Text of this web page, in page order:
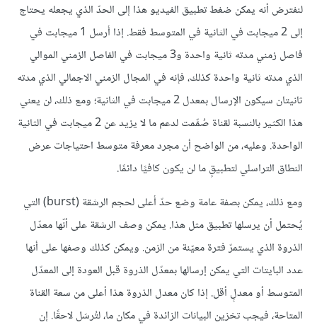
لنفترض أنه يمكن ضغط تطبيق الفيديو هذا إلى الحدّ الذي يجعله يحتاج
إلى 2 ميجابت في الثانية في المتوسط فقط. إذا أرسل 1 ميجابت في
فاصل زمني مدته ثانية واحدة و3 ميجابت في الفاصل الزمني الموالي
الذي مدته ثانية واحدة كذلك، فإنه في المجال الزمني الاجمالي الذي مدته
ثانيتان سيكون الإرسال بمعدل 2 ميجابت في الثانية؛ ومع ذلك، لن يعني
هذا الكثير بالنسبة لقناة صُمِّمت لدعم ما لا يزيد عن 2 ميجابت في الثانية
الواحدة. وعليه، من الواضح أن مجرد معرفة متوسط احتياجات عرض
النطاق التراسلي لتطبيقٍ ما لن يكون كافيًا دائمًا.
ومع ذلك، يمكن بصفة عامة وضع حدّ أعلى لحجم الرشقة (burst) التي
يُحتمل أن يرسلها تطبيق مثل هذا. يمكن وصف الرشقة على أنّها معدّل
الذروة الذي يستمرّ فترة معيّنة من الزمن. ويمكن كذلك وصفها على أنها
عدد البايتات التي يمكن إرسالها بمعدّل الذروة قبل العودة إلى المعدّل
المتوسط أو معدلٍ أقل. إذا كان معدل الذروة هذا أعلى من سعة القناة
المتاحة، فيجب تخزين البيانات الزائدة في مكان ما، لتُرسَل لاحقًا. إن